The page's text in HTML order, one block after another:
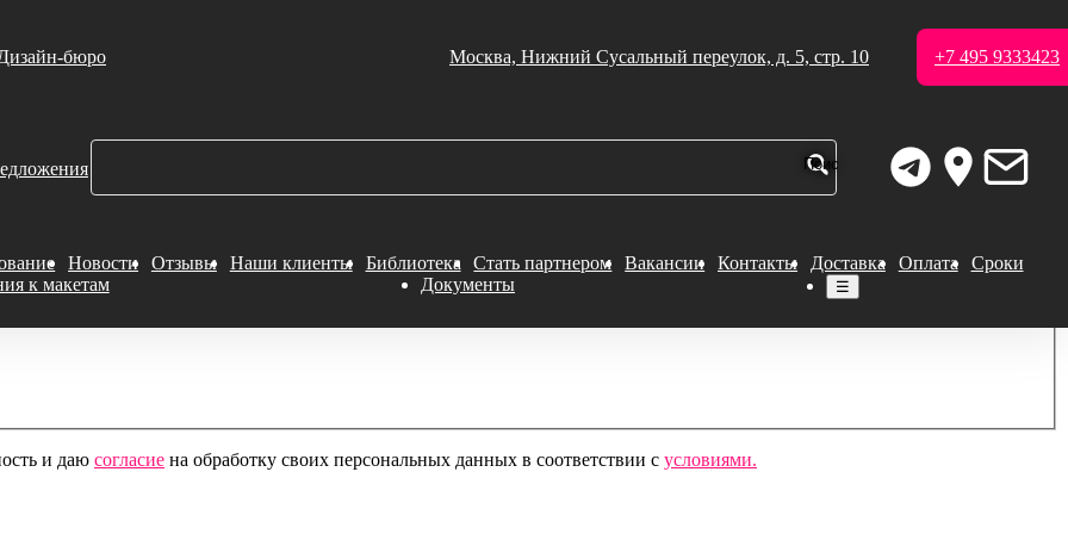
и даю согласие на обработку своих персональных данных в соответствии с условиями.
бюро Москва, Нижний Сусальный переулок, д. 5, стр. 10 +7 495 9333423
Новости Отзывы Наши клиенты Библиотека Стать партнером Вакансии Контакты Доставка Оплата
Сроки
к макетам
Документы ☰